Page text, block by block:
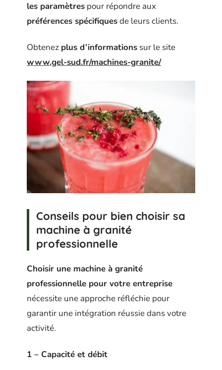
les paramètres pour répondre aux
préférences spécifiquesde leurs clients.
Obtenez plus d’informations sur le site
www.gel-sud.fr/machines-granite/
Conseils pour bien choisir sa
machine à granité
professionnelle
Choisir une machine à granité
professionnelle pour votre entreprise
nécessite une approche réfléchie pour
garantir une intégration réussie dans votre
activité.
1 – Capacité et débit